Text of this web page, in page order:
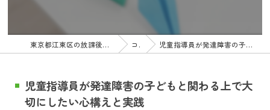
東京都江東区の放課後等デイサービスの求人ならたすきっず コラム 児童指導員が発達障害の子どもと関わる上で大切にしたい心構えと実践
児童指導員が発達障害の子どもと関わる上で大
切にしたい心構えと実践